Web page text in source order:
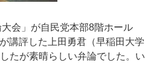
会」が自民党本部8階ホール
講評した上田勇君（早稲田大学
たが素晴らしい弁論でした。い